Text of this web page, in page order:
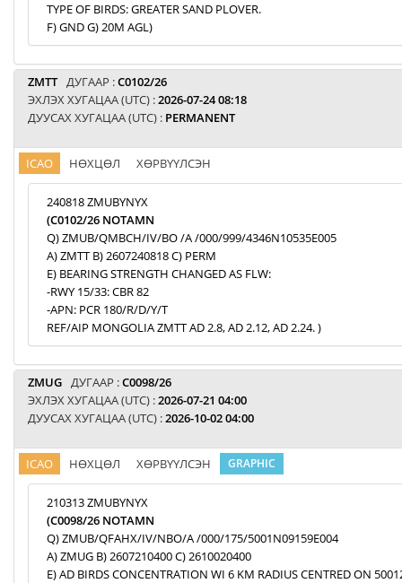
TYPE OF BIRDS: GREATER SAND PLOVER.
F) GND G) 20M AGL)
ZMTT ДУГААР :C0102/26
ЭХЛЭХ ХУГАЦАА (UTC) :2026-07-24 08:18
ДУУСАХ ХУГАЦАА (UTC) : PERMANENT
ICAO НӨХЦӨЛ ХӨРВҮҮЛСЭН
240818 ZMUBYNYX
(C0102/26 NOTAMN
Q) ZMUB/QMBCH/IV/BO /A /000/999/4346N10535E005
A) ZMTT B) 2607240818 C) PERM
E) BEARING STRENGTH CHANGED AS FLW:
-RWY 15/33: CBR 82
-APN: PCR 180/R/D/Y/T
REF/AIP MONGOLIA ZMTT AD 2.8, AD 2.12, AD 2.24. )
ZMUG ДУГААР :C0098/26
ЭХЛЭХ ХУГАЦАА (UTC) :2026-07-21 04:00
ДУУСАХ ХУГАЦАА (UTC) :2026-10-02 04:00
ICAO НӨХЦӨЛ ХӨРВҮҮЛСЭН GRAPHIC
210313 ZMUBYNYX
(C0098/26 NOTAMN
Q) ZMUB/QFAHX/IV/NBO/A /000/175/5001N09159E004
A) ZMUG B) 2607210400 C) 2610020400
E) AD BIRDS CONCENTRATION WI 6 KM RADIUS CENTRED ON